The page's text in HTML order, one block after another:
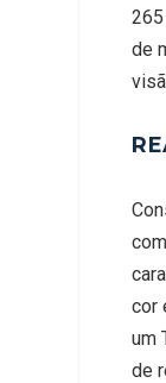
de
cor
um
de